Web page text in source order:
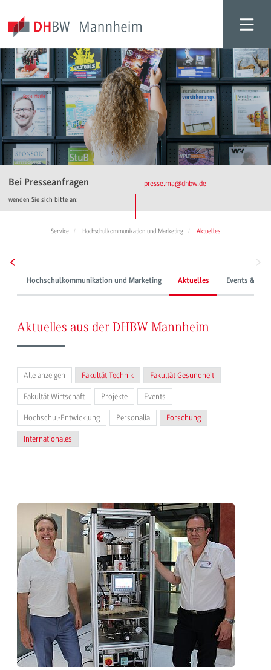
Bei Presseanfragen
wenden Sie sich bitte an:
presse.ma@dhbw.de
Service Hochschulkommunikation und Marketing Aktuelles
Hochschulkommunikation und Marketing Aktuelles Events &
Aktuelles aus der DHBW Mannheim
Alle anzeigen Fakultät Technik Fakultät Gesundheit
Fakultät Wirtschaft Projekte Events
Hochschul-Entwicklung Personalia Forschung
Internationales